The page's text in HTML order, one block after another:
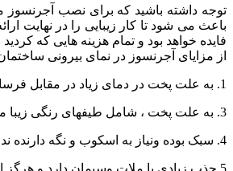
توجه داشته باشید که برای نصب آجرنسوز
باعث می شود تا کار زیبایی را در نهایت
فایده خواهد بود و تمام هزینه هایی که
از مزایای آجرنسوز در نمای بیرونی
1. به علت پخت در دمای زیاد در مقابل فرسایش و سرما وگرما مقاوم می باشد.
3. به علت پخت ، شامل طیفهای رنگی زیبا می باشدکه در پایان کار زیبایی نما صد چندان می شود.
4. سبک بوده ونیاز به اسکوب و نگه دارنده ندارد و در نتیجه هزینه اضافی برای مشتری ندارد.